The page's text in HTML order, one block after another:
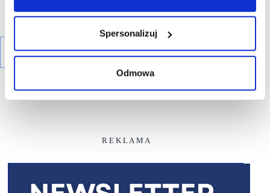
Spersonalizuj
Odmowa
R E K L A M A